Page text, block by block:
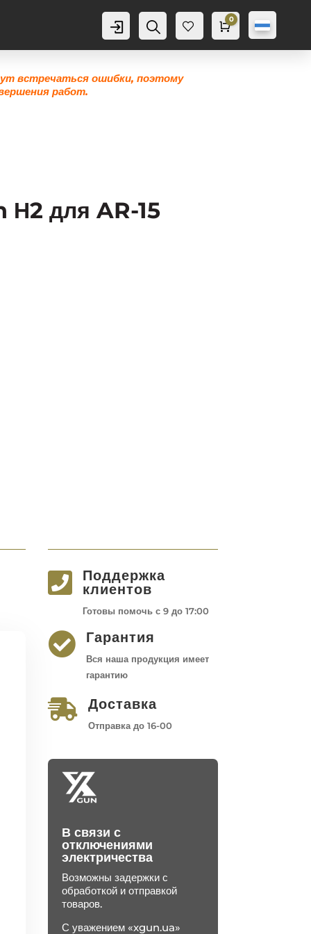
Аккаунт
Поиск
Же
0
Корзина
0
0,0грн
встречаться ошибки, поэтому
работ.
Н2 для AR-15

Поддержка
клиентов
Готовы помочь с 9 до 17:00
 Гарантия
Вся наша продукция имеет
гарантию
 Доставка
Отправка до 16-00
В связи с
отключениями
электричества
Возможны задержки с
обработкой и отправкой
товаров.
С уважением «xgun.ua»